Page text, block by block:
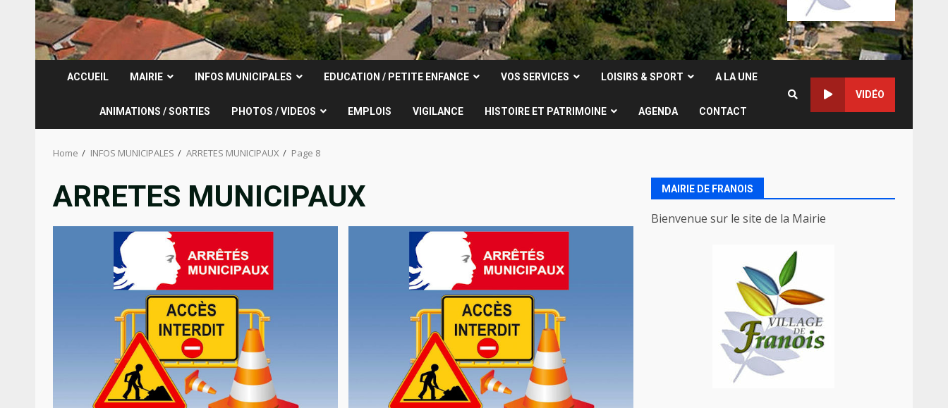
ACCUEIL MAIRIE INFOS MUNICIPALES EDUCATION / PETITE ENFANCE VOS SERVICES LOISIRS & SPORT A LA UNE
ANIMATIONS / SORTIES PHOTOS / VIDEOS EMPLOIS VIGILANCE HISTOIRE ET PATRIMOINE AGENDA CONTACT
VIDÉO
Home INFOS MUNICIPALES ARRETES MUNICIPAUX Page 8
ARRETES MUNICIPAUX MAIRIE DE FRANOIS
Bienvenue sur le site de la Mairie